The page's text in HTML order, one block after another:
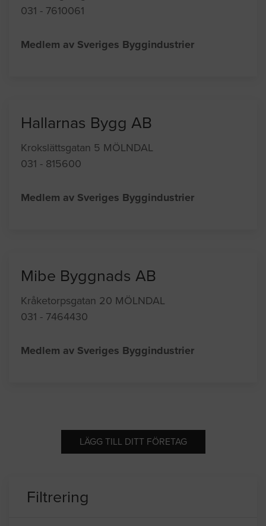
031 - 7610061
Medlem av Sveriges Byggindustrier
Hallarnas Bygg AB
Krokslättsgatan 5 MÖLNDAL
031 - 815600
Medlem av Sveriges Byggindustrier
Mibe Byggnads AB
Kråketorpsgatan 20 MÖLNDAL
031 - 7464430
Medlem av Sveriges Byggindustrier
LÄGG TILL DITT FÖRETAG
Filtrering